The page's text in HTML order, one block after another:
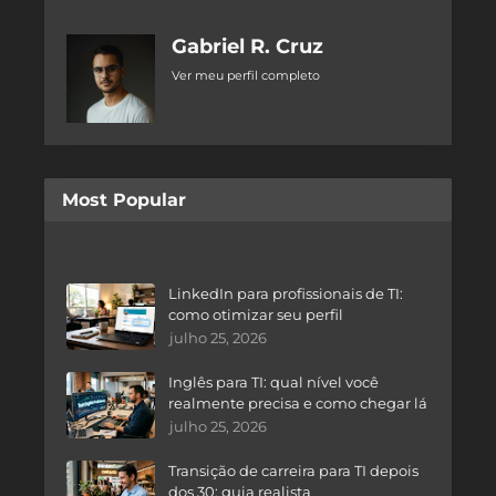
Gabriel R. Cruz
Ver meu perfil completo
Most Popular
LinkedIn para profissionais de TI:
como otimizar seu perfil
julho 25, 2026
Inglês para TI: qual nível você
realmente precisa e como chegar lá
julho 25, 2026
Transição de carreira para TI depois
dos 30: guia realista